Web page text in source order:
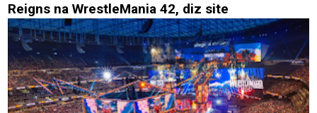
Reigns na WrestleMania 42, diz site